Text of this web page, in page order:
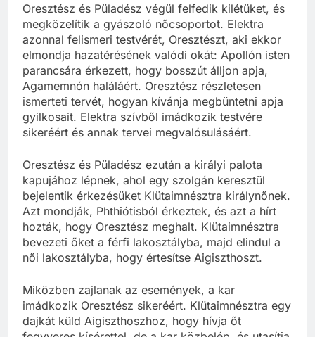
Oresztész és Püladész végül felfedik kilétüket, és
megközelítik a gyászoló nőcsoportot. Elektra
azonnal felismeri testvérét, Oresztészt, aki ekkor
elmondja hazatérésének valódi okát: Apollón isten
parancsára érkezett, hogy bosszút álljon apja,
Agamemnón haláláért. Oresztész részletesen
ismerteti tervét, hogyan kívánja megbüntetni apja
gyilkosait. Elektra szívből imádkozik testvére
sikeréért és annak tervei megvalósulásáért.
Oresztész és Püladész ezután a királyi palota
kapujához lépnek, ahol egy szolgán keresztül
bejelentik érkezésüket Klütaimnésztra királynőnek.
Azt mondják, Phthiótisból érkeztek, és azt a hírt
hozták, hogy Oresztész meghalt. Klütaimnésztra
bevezeti őket a férfi lakosztályba, majd elindul a
női lakosztályba, hogy értesítse Aigiszthoszt.
Miközben zajlanak az események, a kar
imádkozik Oresztész sikeréért. Klütaimnésztra egy
dajkát küld Aigiszthoszhoz, hogy hívja őt